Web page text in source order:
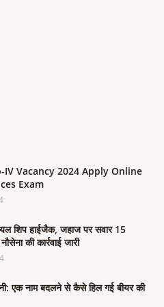
IV Vacancy 2024 Apply Online
Exam
शिप हाईजैक, जहाज पर सवार 15
की कार्रवाई जारी
एक नाम बदलने से कैसे हिल गई बीयर की